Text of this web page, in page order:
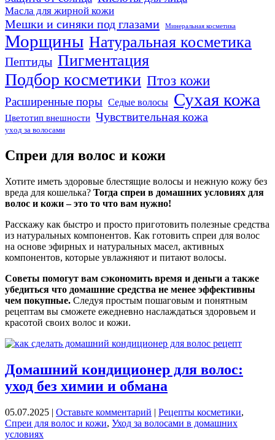
Масла для жирной кожи
Мешки и синяки под глазами Минеральная косметика
Морщины Натуральная косметика
Пептиды Пигментация
Подбор косметики Птоз кожи
Расширенные поры Седые волосы Сухая кожа
Цветотип внешности Чувствительная кожа
уход за волосами
Спреи для волос и кожи
Хотите иметь здоровые блестящие волосы и нежную кожу без
вреда для кошелька? Тогда спреи в домашних условиях для
волос и кожи – это то что вам нужно!
Расскажу как быстро и просто приготовить полезные средства
из натуральных компонентов. Как готовить спреи для волос
на основе эфирных и натуральных масел, активных
компонентов, которые увлажняют и питают волосы.
Советы помогут вам сэкономить время и деньги а также
убедиться что домашние средства не менее эффективны
чем покупные. Следуя простым пошаговым и понятным
рецептам вы сможете ежедневно наслаждаться здоровьем и
красотой своих волос и кожи.
Домашний кондиционер для волос:
уход без химии и обмана
05.07.2025 | Оставьте комментарий | Рецепты косметики,
Спреи для волос и кожи, Уход за волосами в домашних
условиях